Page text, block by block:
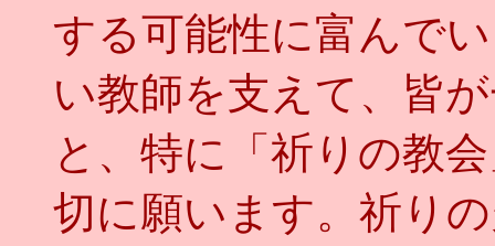
する可能性に富んで
い教師を支えて、皆
と、特に「祈りの教
切に願います。祈り